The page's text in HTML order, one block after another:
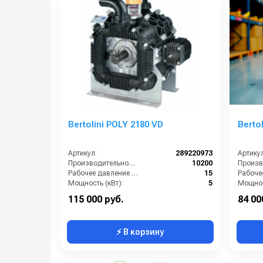
Bertolini POLY 2180 VD
Артикул:
289220973
Производительность (л/ч):
10200
Рабочее давление (бар):
15
Мощность (кВт):
5
115 000 руб.
⚡ В корзину
84